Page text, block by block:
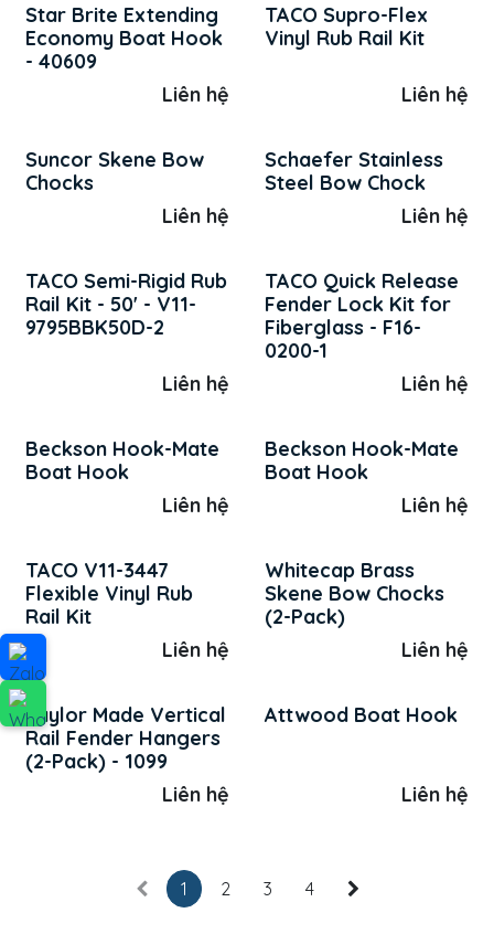
Star Brite Extending
Economy Boat Hook
- 40609
Liên hệ
TACO Supro-Flex
Vinyl Rub Rail Kit
Liên hệ
Suncor Skene Bow
Chocks
Liên hệ
Schaefer Stainless
Steel Bow Chock
Liên hệ
TACO Semi-Rigid Rub
Rail Kit - 50' - V11-
9795BBK50D-2
Liên hệ
TACO Quick Release
Fender Lock Kit for
Fiberglass - F16-
0200-1
Liên hệ
Beckson Hook-Mate
Boat Hook
Liên hệ
Beckson Hook-Mate
Boat Hook
Liên hệ
TACO V11-3447
Flexible Vinyl Rub
Rail Kit
Liên hệ
Whitecap Brass
Skene Bow Chocks
(2-Pack)
Liên hệ
Taylor Made Vertical
Rail Fender Hangers
(2-Pack) - 1099
Liên hệ
Attwood Boat Hook
Liên hệ
1 2 3 4